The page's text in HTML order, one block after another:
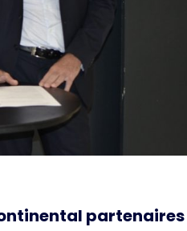
partenaires